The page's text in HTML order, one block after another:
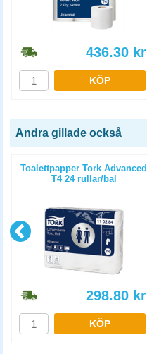
436.30 kr
KÖP
Andra gillade också
Toalettpapper Tork Advanced
T4 24 rullar/bal
298.80 kr
KÖP